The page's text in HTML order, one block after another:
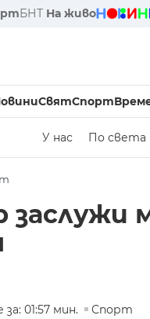
БНТ На живо
СвятСпорт
У нас По света
заслужи
01:57 мин. Спорт